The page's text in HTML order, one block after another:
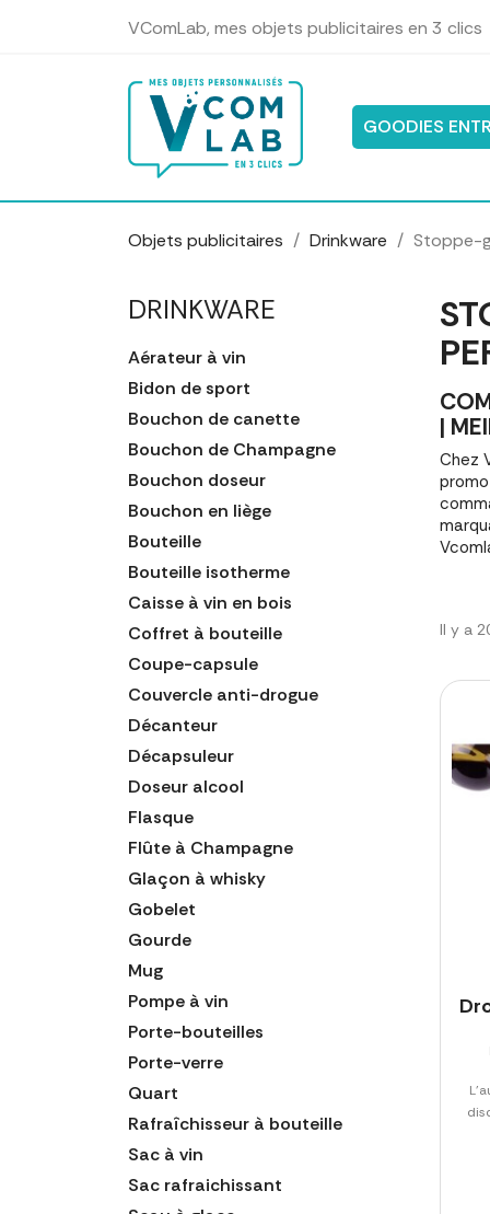
VComLab, mes objets publicitaires en 3 clics
GOODIES
Objets publicitaires Drinkware Stoppe-
DRINKWARE
Aérateur à vin
Bidon de sport
Bouchon de canette
Bouchon de Champagne
Bouchon doseur
Bouchon en liège
Bouteille
Bouteille isotherme
Caisse à vin en bois
Coffret à bouteille
Coupe-capsule
Couvercle anti-drogue
Décanteur
Décapsuleur
Doseur alcool
Flasque
Flûte à Champagne
Glaçon à whisky
Gobelet
Gourde
Mug
Pompe à vin
Porte-bouteilles
Porte-verre
Quart
Rafraîchisseur à bouteille
Sac à vin
Sac rafraichissant
|
Chez
Il y a